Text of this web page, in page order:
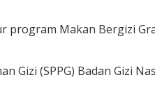
Makan Bergizi
Gizi (SPPG) Badan Gizi